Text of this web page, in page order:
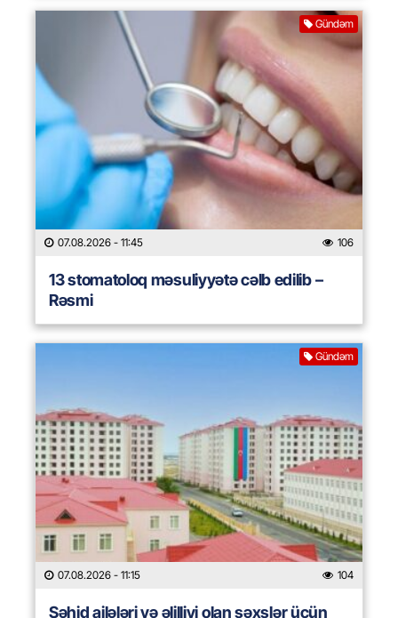
Gündəm
07.08.2026 - 11:45 106
13 stomatoloq məsuliyyətə cəlb edilib –
Rəsmi
Gündəm
07.08.2026 - 11:15 104
Şəhid ailələri və əlilliyi olan şəxslər üçün